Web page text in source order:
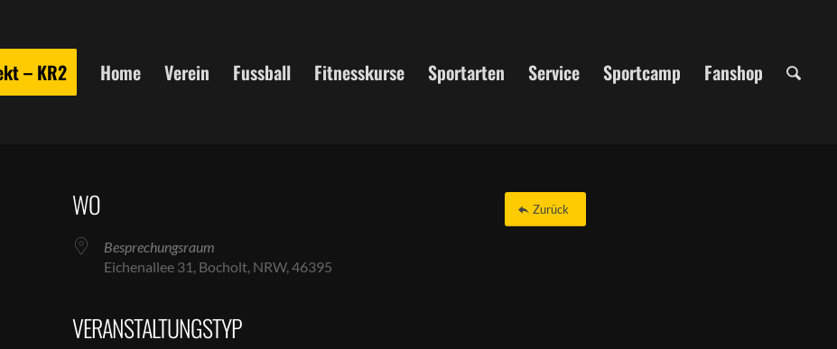
– KR2 Home Verein Fussball Fitnesskurse Sportarten Service Sportcamp Fanshop
WO
Besprechungsraum
Eichenallee 31, Bocholt, NRW, 46395
VERANSTALTUNGSTYP
Zurück